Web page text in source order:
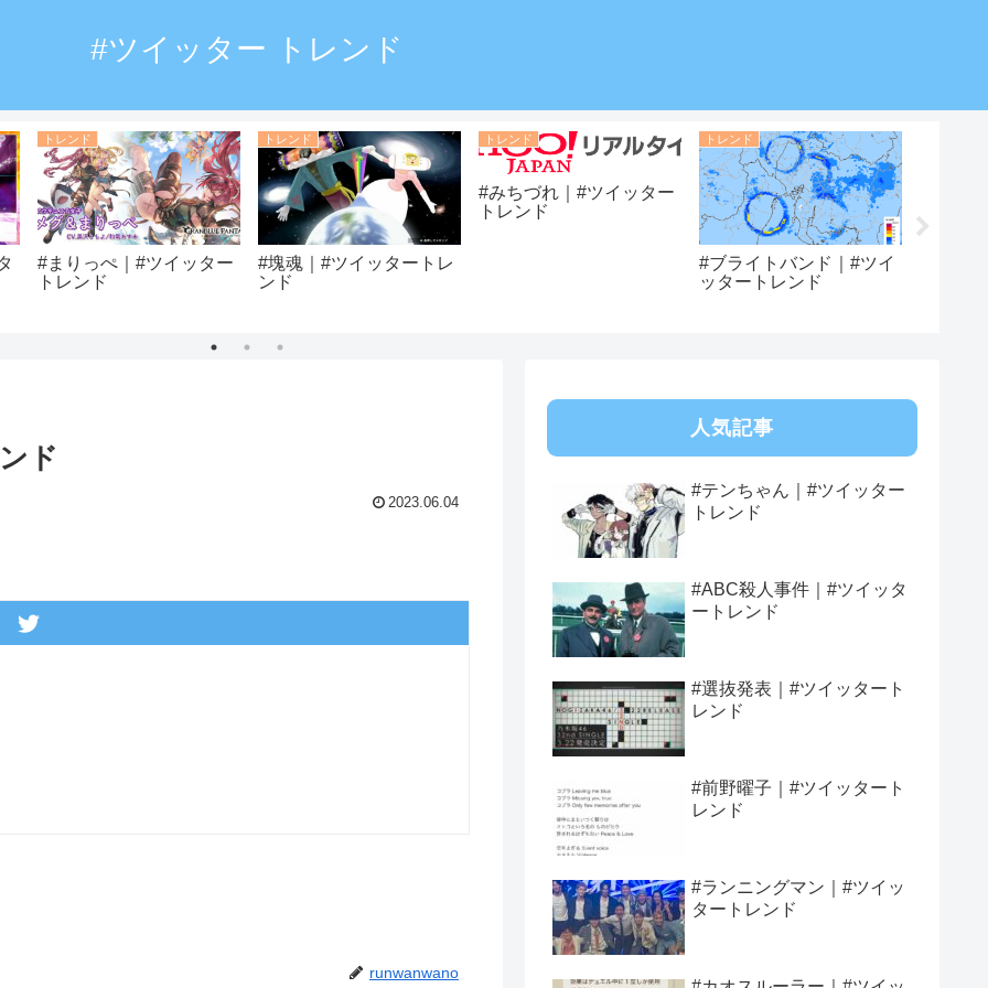
#ツイッター トレンド
トレンド
#まりっぺ｜#ツイッター
トレンド
トレンド
#塊魂｜#ツイッタートレ
ンド
トレンド
#みちづれ｜#ツイッター
トレンド
トレンド
#ブライトバンド｜#ツイ
ッタートレンド
ド
2023.06.04
runwanwano
人気記事
#テンちゃん｜#ツイッター
トレンド
#ABC殺人事件｜#ツイッタ
ートレンド
#選抜発表｜#ツイッタート
レンド
#前野曜子｜#ツイッタート
レンド
#ランニングマン｜#ツイッ
タートレンド